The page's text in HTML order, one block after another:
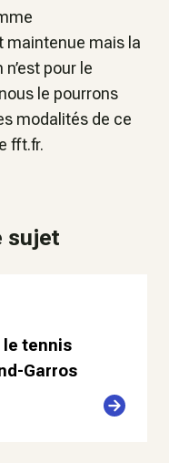
maintenue mais la
pour le
le pourrons
modalités de ce
fft.fr.
sujet
le tennis
Garros